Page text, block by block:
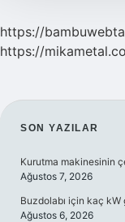
https://
https://
SON YAZILAR
Kurutma makinesinin
Ağustos 7, 2026
Buzdolabı için kaç
Ağustos 6, 2026